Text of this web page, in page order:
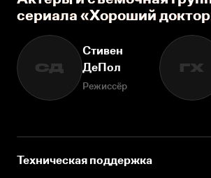
сериала «Хороший
СД
Стивен
ДеПол
Режиссёр
ГХ
Техническая поддержка